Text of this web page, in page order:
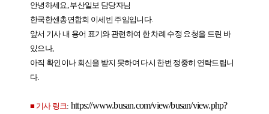
안녕하세요, 부산일보 담당자님
한국한센총연합회 이세빈 주임입니다.
앞서 기사 내 용어 표기와 관련하여 한 차례 수정 요청을 드린 바
있으나,
아직 확인이나 회신을 받지 못하여 다시 한번 정중히 연락드립니
다.
■ 기사 링크: https://www.busan.com/view/busan/view.php?